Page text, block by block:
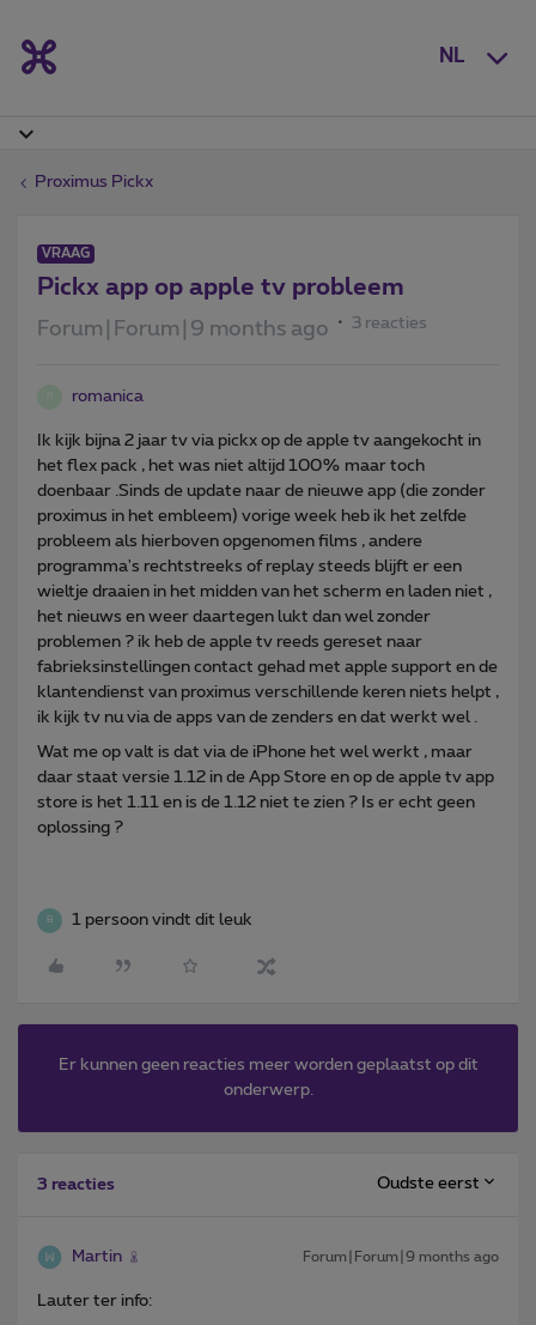
NL
Proximus Pickx
VRAAG
Pickx app op apple tv probleem
Forum|Forum|9 months ago 3 reacties
romanica
Ik kijk bijna 2 jaar tv via pickx op de apple tv aangekocht in
het flex pack , het was niet altijd 100% maar toch
doenbaar .Sinds de update naar de nieuwe app (die zonder
proximus in het embleem) vorige week heb ik het zelfde
probleem als hierboven opgenomen films , andere
programma's rechtstreeks of replay steeds blijft er een
wieltje draaien in het midden van het scherm en laden niet ,
het nieuws en weer daartegen lukt dan wel zonder
problemen ? ik heb de apple tv reeds gereset naar
fabrieksinstellingen contact gehad met apple support en de
klantendienst van proximus verschillende keren niets helpt ,
ik kijk tv nu via de apps van de zenders en dat werkt wel .
Wat me op valt is dat via de iPhone het wel werkt , maar
daar staat versie 1.12 in de App Store en op de apple tv app
store is het 1.11 en is de 1.12 niet te zien ? Is er echt geen
oplossing ?
B 1 persoon vindt dit leuk
Er kunnen geen reacties meer worden geplaatst op dit
onderwerp.
3 reacties Oudste eerst
Martin Forum|Forum|9 months ago
Lauter ter info: